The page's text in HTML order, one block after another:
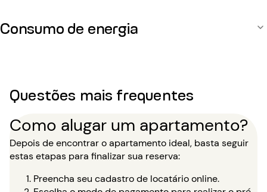
Consumo de energia
Questões mais frequentes
Como alugar um apartamento?
Depois de encontrar o apartamento ideal, basta seguir
estas etapas para finalizar sua reserva:
Preencha seu cadastro de locatário online.